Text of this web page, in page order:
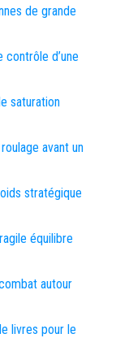
de grande
contrôle d’une
saturation
avant un
stratégique
équilibre
autour
livres pour le